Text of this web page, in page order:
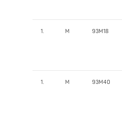
1. M 93M18
1. M 93M40